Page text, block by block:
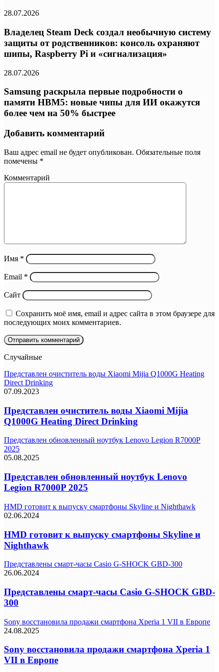
28.07.2026
Владелец Steam Deck создал необычную систему
защиты от родственников: консоль охраняют
шипы, Raspberry Pi и «сигнализация»
28.07.2026
Samsung раскрыла первые подробности о
памяти HBM5: новые чипы для ИИ окажутся
более чем на 50% быстрее
Добавить комментарий
Ваш адрес email не будет опубликован. Обязательные поля
помечены *
Комментарий
Имя *
Email *
Сайт
Сохранить моё имя, email и адрес сайта в этом браузере для
последующих моих комментариев.
Случайные
Представлен очиститель воды Xiaomi Mijia Q1000G Heating
Direct Drinking
07.09.2023
Представлен очиститель воды Xiaomi Mijia
Q1000G Heating Direct Drinking
Представлен обновленный ноутбук Lenovo Legion R7000P
2025
05.08.2025
Представлен обновленный ноутбук Lenovo
Legion R7000P 2025
HMD готовит к выпуску смартфоны Skyline и Nighthawk
02.06.2024
HMD готовит к выпуску смартфоны Skyline и
Nighthawk
Представлены смарт-часы Casio G-SHOCK GBD-300
26.06.2024
Представлены смарт-часы Casio G-SHOCK GBD-
300
Sony восстановила продажи смартфона Xperia 1 VII в Европе
24.08.2025
Sony восстановила продажи смартфона Xperia 1
VII в Европе